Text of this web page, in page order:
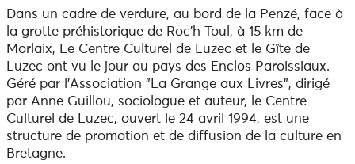
Dans un cadre de verdure, au bord de la Penzé, face à
la grotte préhistorique de Roc'h Toul, à 15 km de
Morlaix, Le Centre Culturel de Luzec et le Gîte de
Luzec ont vu le jour au pays des Enclos Paroissiaux.
Géré par l'Association "La Grange aux Livres", dirigé
par Anne Guillou, sociologue et auteur, le Centre
Culturel de Luzec, ouvert le 24 avril 1994, est une
structure de promotion et de diffusion de la culture en
Bretagne.